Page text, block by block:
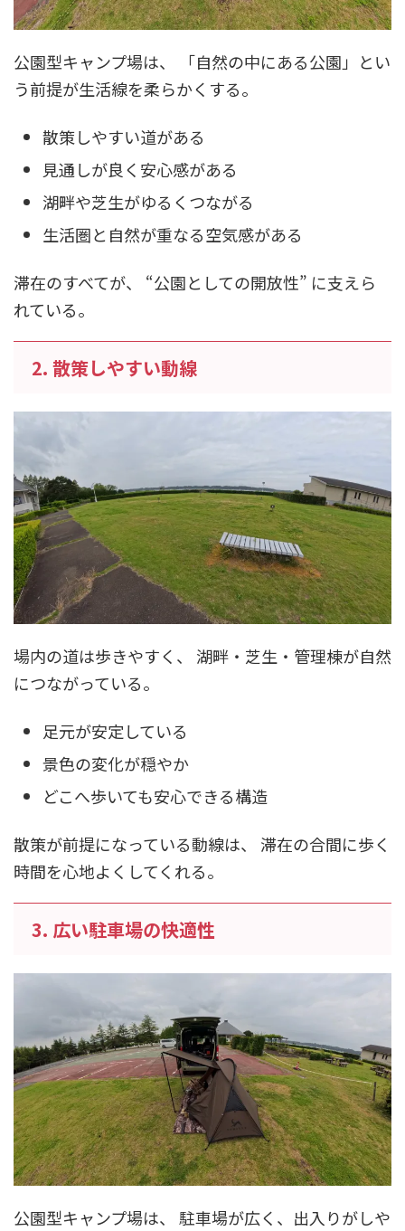
公園型キャンプ場は、 「自然の中にある公園」とい
う前提が生活線を柔らかくする。
散策しやすい道がある
見通しが良く安心感がある
湖畔や芝生がゆるくつながる
生活圏と自然が重なる空気感がある
滞在のすべてが、 “公園としての開放性” に支えら
れている。
2. 散策しやすい動線
場内の道は歩きやすく、 湖畔・芝生・管理棟が自然
につながっている。
足元が安定している
景色の変化が穏やか
どこへ歩いても安心できる構造
散策が前提になっている動線は、 滞在の合間に歩く
時間を心地よくしてくれる。
3. 広い駐車場の快適性
公園型キャンプ場は、 駐車場が広く、出入りがしや